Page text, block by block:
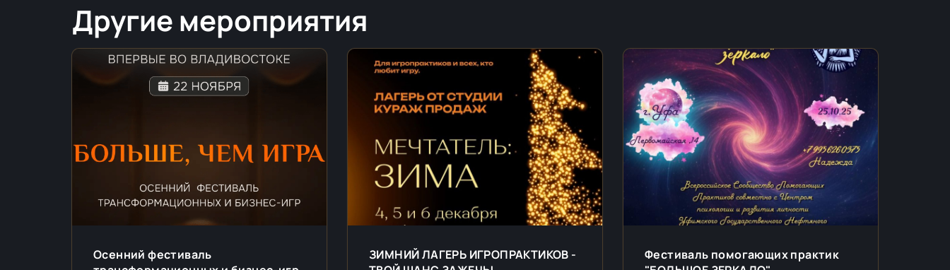
Другие мероприятия
Осенний фестиваль
ЗИМНИЙ ЛАГЕРЬ ИГРОПРАКТИКОВ -
Фестиваль помогающих практик